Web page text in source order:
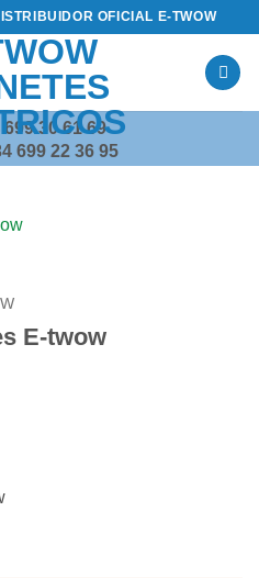
OFICIAL E-TWOW
30 61 69
699 22 36 95
E-twow